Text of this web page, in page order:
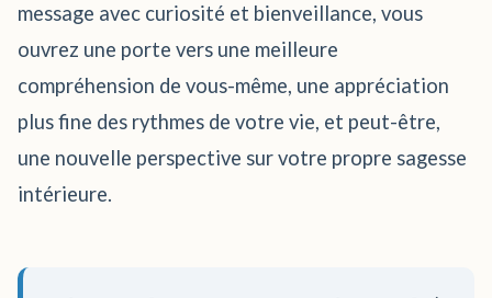
message avec curiosité et bienveillance, vous
ouvrez une porte vers une meilleure
compréhension de vous-même, une appréciation
plus fine des rythmes de votre vie, et peut-être,
une nouvelle perspective sur votre propre sagesse
intérieure.